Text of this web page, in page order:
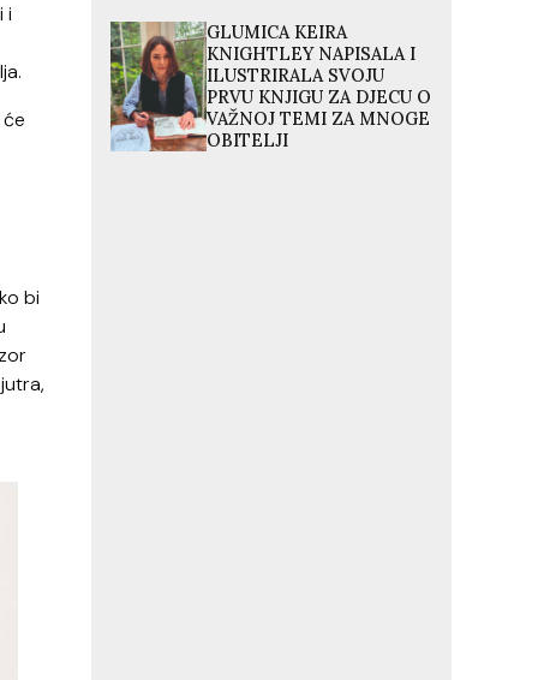
i
bi
GLUMICA KEIRA
KNIGHTLEY NAPISALA I
ILUSTRIRALA SVOJU
PRVU KNJIGU ZA DJECU O
VAŽNOJ TEMI ZA MNOGE
OBITELJI